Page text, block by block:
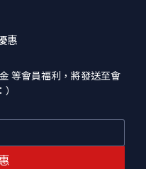
惠
等會員福利，將發送至會